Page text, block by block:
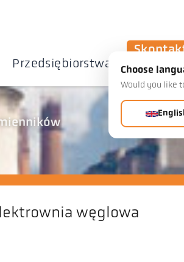
Przedsiębiorstwa
nami
węglowa
Choose
Would you like